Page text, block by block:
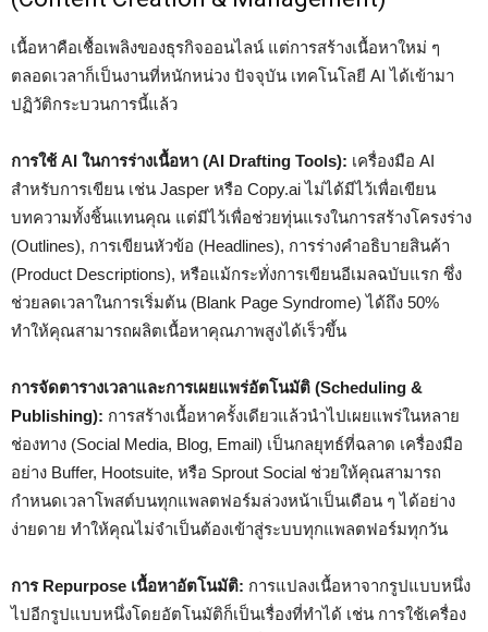
เนื้อหาคือเชื้อเพลิงของธุรกิจออนไลน์ แต่การสร้างเนื้อหาใหม่ ๆ
ตลอดเวลาก็เป็นงานที่หนักหน่วง ปัจจุบัน เทคโนโลยี AI ได้เข้ามา
ปฏิวัติกระบวนการนี้แล้ว
การใช้ AI ในการร่างเนื้อหา (AI Drafting Tools): เครื่องมือ AI
สำหรับการเขียน เช่น Jasper หรือ Copy.ai ไม่ได้มีไว้เพื่อเขียน
บทความทั้งชิ้นแทนคุณ แต่มีไว้เพื่อช่วยทุ่นแรงในการสร้างโครงร่าง
(Outlines), การเขียนหัวข้อ (Headlines), การร่างคำอธิบายสินค้า
(Product Descriptions), หรือแม้กระทั่งการเขียนอีเมลฉบับแรก ซึ่ง
ช่วยลดเวลาในการเริ่มต้น (Blank Page Syndrome) ได้ถึง 50%
ทำให้คุณสามารถผลิตเนื้อหาคุณภาพสูงได้เร็วขึ้น
การจัดตารางเวลาและการเผยแพร่อัตโนมัติ (Scheduling &
Publishing): การสร้างเนื้อหาครั้งเดียวแล้วนำไปเผยแพร่ในหลาย
ช่องทาง (Social Media, Blog, Email) เป็นกลยุทธ์ที่ฉลาด เครื่องมือ
อย่าง Buffer, Hootsuite, หรือ Sprout Social ช่วยให้คุณสามารถ
กำหนดเวลาโพสต์บนทุกแพลตฟอร์มล่วงหน้าเป็นเดือน ๆ ได้อย่าง
ง่ายดาย ทำให้คุณไม่จำเป็นต้องเข้าสู่ระบบทุกแพลตฟอร์มทุกวัน
การ Repurpose เนื้อหาอัตโนมัติ: การแปลงเนื้อหาจากรูปแบบหนึ่ง
ไปอีกรูปแบบหนึ่งโดยอัตโนมัติก็เป็นเรื่องที่ทำได้ เช่น การใช้เครื่อง